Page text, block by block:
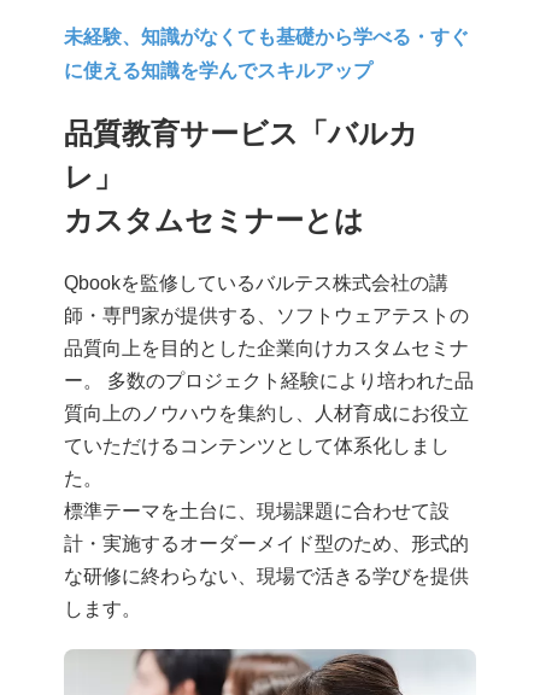
未経験、知識がなくても基礎から学べる・すぐ
に使える知識を学んでスキルアップ
品質教育サービス「バルカ
レ」
カスタムセミナーとは
Qbookを監修しているバルテス株式会社の講
師・専門家が提供する、ソフトウェアテストの
品質向上を目的とした企業向けカスタムセミナ
ー。 多数のプロジェクト経験により培われた品
質向上のノウハウを集約し、人材育成にお役立
ていただけるコンテンツとして体系化しまし
た。
標準テーマを土台に、現場課題に合わせて設
計・実施するオーダーメイド型のため、形式的
な研修に終わらない、現場で活きる学びを提供
します。